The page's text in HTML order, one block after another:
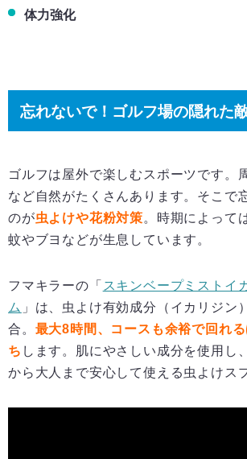
体力強化
忘れないで！ゴルフ場の隠れた
ゴルフは屋外で楽しむスポーツです。
など自然がたくさんあります。そこで
のが虫よけや花粉対策。時期によって
蚊やブヨなどが生息しています。
フマキラーの「 スキンベープミストイ
ム 」は、虫よけ有効成分（イカリジン
合。 最大8時間、コースも余裕で回れ
ち します。肌にやさしい成分を使用し
から大人まで安心して使える虫よけス